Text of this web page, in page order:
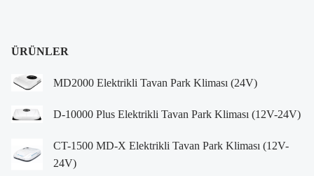
ÜRÜNLER
MD2000 Elektrikli Tavan Park Kliması (24V)
D-10000 Plus Elektrikli Tavan Park Kliması (12V-24V)
CT-1500 MD-X Elektrikli Tavan Park Kliması (12V-
24V)